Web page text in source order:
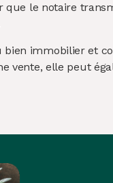
le notaire
bien immobilier et
vente, elle peut